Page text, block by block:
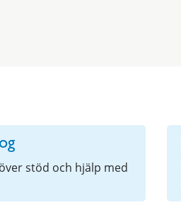
stöd och hjälp med